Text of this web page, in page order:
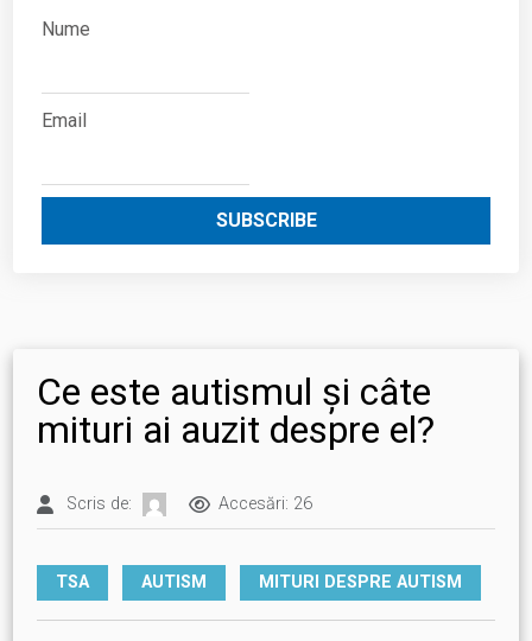
Nume
Email
SUBSCRIBE
Ce este autismul și câte
mituri ai auzit despre el?
Scris de: Accesări: 26
TSA AUTISM MITURI DESPRE AUTISM